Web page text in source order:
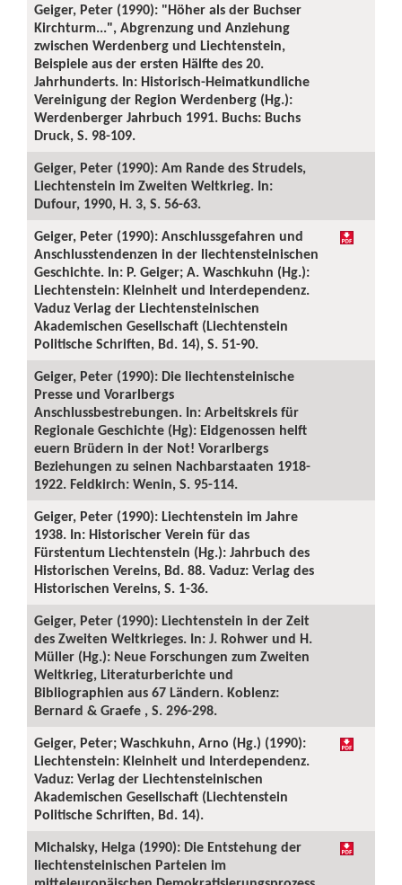
Geiger, Peter (1990): "Höher als der Buchser
Kirchturm...", Abgrenzung und Anziehung
zwischen Werdenberg und Liechtenstein,
Beispiele aus der ersten Hälfte des 20.
Jahrhunderts. In: Historisch-Heimatkundliche
Vereinigung der Region Werdenberg (Hg.):
Werdenberger Jahrbuch 1991. Buchs: Buchs
Druck, S. 98-109.
Geiger, Peter (1990): Am Rande des Strudels,
Liechtenstein im Zweiten Weltkrieg. In:
Dufour, 1990, H. 3, S. 56-63.
Geiger, Peter (1990): Anschlussgefahren und
Anschlusstendenzen in der liechtensteinischen
Geschichte. In: P. Geiger; A. Waschkuhn (Hg.):
Liechtenstein: Kleinheit und Interdependenz.
Vaduz Verlag der Liechtensteinischen
Akademischen Gesellschaft (Liechtenstein
Politische Schriften, Bd. 14), S. 51-90.
Geiger, Peter (1990): Die liechtensteinische
Presse und Vorarlbergs
Anschlussbestrebungen. In: Arbeitskreis für
Regionale Geschichte (Hg): Eidgenossen helft
euern Brüdern in der Not! Vorarlbergs
Beziehungen zu seinen Nachbarstaaten 1918-
1922. Feldkirch: Wenin, S. 95-114.
Geiger, Peter (1990): Liechtenstein im Jahre
1938. In: Historischer Verein für das
Fürstentum Liechtenstein (Hg.): Jahrbuch des
Historischen Vereins, Bd. 88. Vaduz: Verlag des
Historischen Vereins, S. 1-36.
Geiger, Peter (1990): Liechtenstein in der Zeit
des Zweiten Weltkrieges. In: J. Rohwer und H.
Müller (Hg.): Neue Forschungen zum Zweiten
Weltkrieg, Literaturberichte und
Bibliographien aus 67 Ländern. Koblenz:
Bernard & Graefe , S. 296-298.
Geiger, Peter; Waschkuhn, Arno (Hg.) (1990):
Liechtenstein: Kleinheit und Interdependenz.
Vaduz: Verlag der Liechtensteinischen
Akademischen Gesellschaft (Liechtenstein
Politische Schriften, Bd. 14).
Michalsky, Helga (1990): Die Entstehung der
liechtensteinischen Parteien im